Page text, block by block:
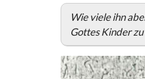
Wie viele ihn
Gottes Kinder